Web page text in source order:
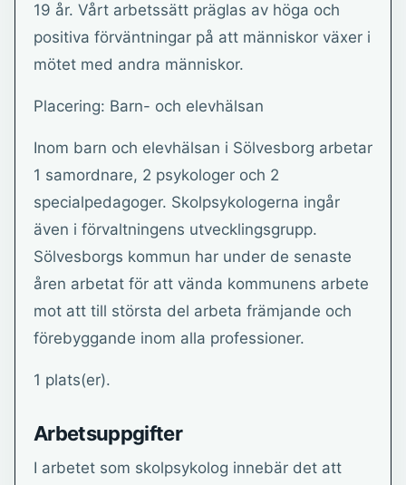
19 år. Vårt arbetssätt präglas av höga och
positiva förväntningar på att människor växer i
mötet med andra människor.
Placering: Barn- och elevhälsan
Inom barn och elevhälsan i Sölvesborg arbetar
1 samordnare, 2 psykologer och 2
specialpedagoger. Skolpsykologerna ingår
även i förvaltningens utvecklingsgrupp.
Sölvesborgs kommun har under de senaste
åren arbetat för att vända kommunens arbete
mot att till största del arbeta främjande och
förebyggande inom alla professioner.
1 plats(er).
Arbetsuppgifter
I arbetet som skolpsykolog innebär det att